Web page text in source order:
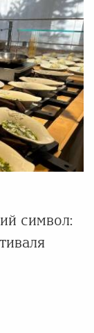
символ: